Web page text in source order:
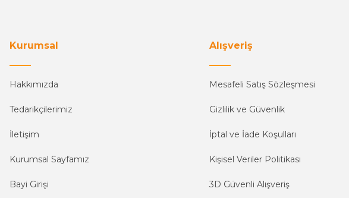
Kurumsal
Hakkımızda
Tedarikçilerimiz
İletişim
Kurumsal Sayfamız
Bayi Girişi
Alışveriş
Mesafeli Satış Sözleşmesi
Gizlilik ve Güvenlik
İptal ve İade Koşulları
Kişisel Veriler Politikası
3D Güvenli Alışveriş